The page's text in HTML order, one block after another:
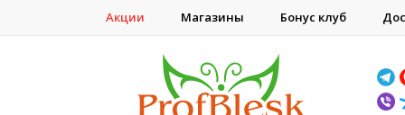
Акции Магазины Бонус клуб